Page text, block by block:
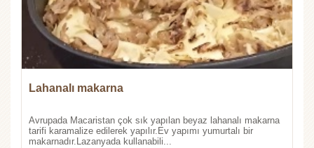
Lahanalı makarna
Avrupada Macaristan çok sık yapılan beyaz lahanalı makarna
tarifi karamalize edilerek yapılır.Ev yapımı yumurtalı bir
makarnadır.Lazanyada kullanabili...